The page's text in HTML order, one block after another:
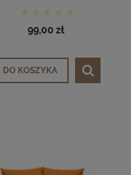
99,00 zł
DO KOSZYKA